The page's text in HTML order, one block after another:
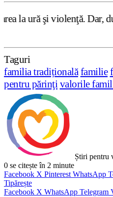
Dar, după cum
Taguri
familia tradițională familie
pentru părinţi valorile
Știri pentru
0 se citește în 2 minute
Facebook X Pinterest WhatsApp
Tipărește
Facebook X WhatsApp Telegram